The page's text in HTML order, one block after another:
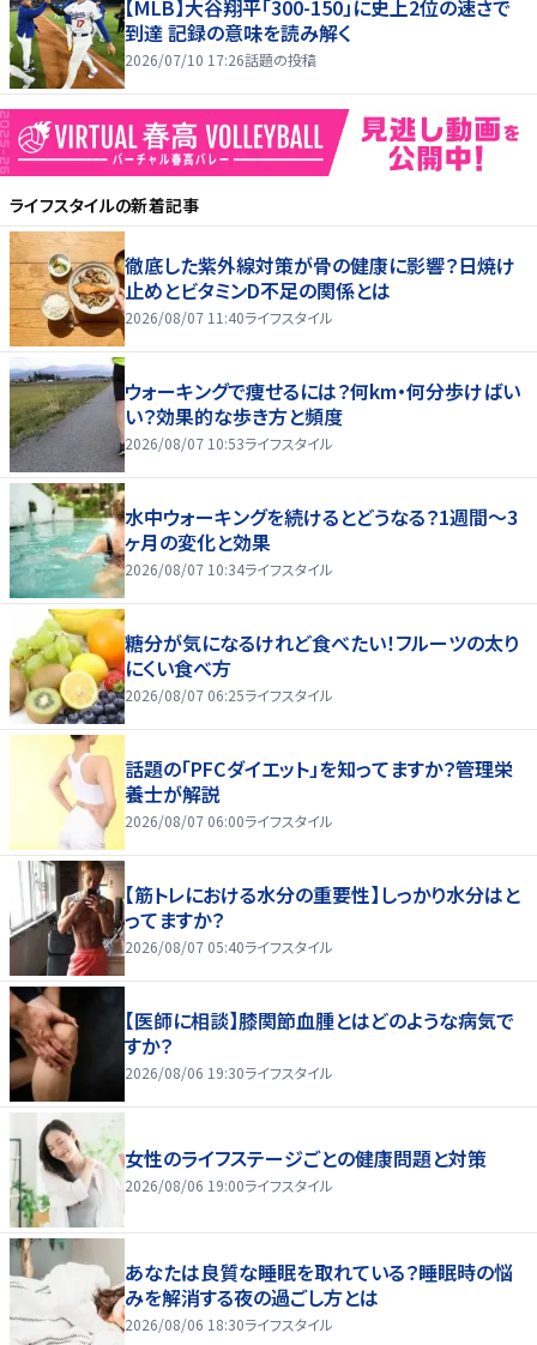
【MLB】大谷翔平「300-150」に史上2位の速さで
到達 記録の意味を読み解く
2026/07/10 17:26話題の投稿
ライフスタイルの新着記事
徹底した紫外線対策が骨の健康に影響？日焼け
止めとビタミンD不足の関係とは
2026/08/07 11:40ライフスタイル
ウォーキングで痩せるには？何km・何分歩けばい
い？効果的な歩き方と頻度
2026/08/07 10:53ライフスタイル
水中ウォーキングを続けるとどうなる？1週間～3
ヶ月の変化と効果
2026/08/07 10:34ライフスタイル
糖分が気になるけれど食べたい！フルーツの太り
にくい食べ方
2026/08/07 06:25ライフスタイル
話題の「PFCダイエット」を知ってますか？管理栄
養士が解説
2026/08/07 06:00ライフスタイル
【筋トレにおける水分の重要性】しっかり水分はと
ってますか？
2026/08/07 05:40ライフスタイル
【医師に相談】膝関節血腫とはどのような病気で
すか？
2026/08/06 19:30ライフスタイル
女性のライフステージごとの健康問題と対策
2026/08/06 19:00ライフスタイル
あなたは良質な睡眠を取れている？睡眠時の悩
みを解消する夜の過ごし方とは
2026/08/06 18:30ライフスタイル